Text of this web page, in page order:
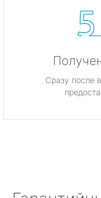
Сразу после